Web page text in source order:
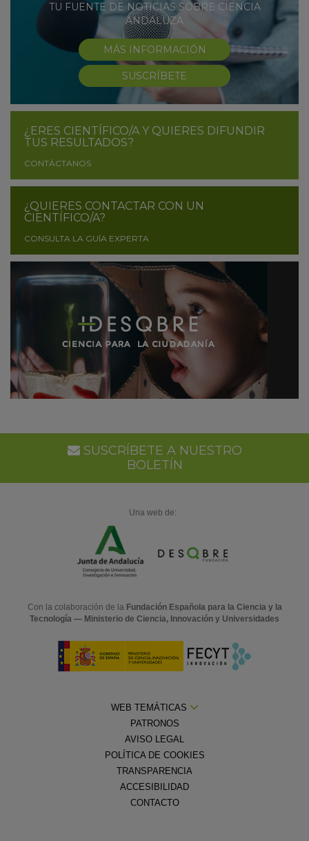
TU FUENTE DE NOTICIAS SOBRE CIENCIA
ANDALUZA
MÁS INFORMACIÓN
SUSCRÍBETE
¿ERES CIENTÍFICO/A Y QUIERES DIFUNDIR
TUS RESULTADOS?
CONTÁCTANOS
¿QUIERES CONTACTAR CON UN
CIENTÍFICO/A?
CONSULTA LA GUÍA EXPERTA
SUSCRÍBETE A NUESTRO
BOLETÍN
Una web de:
Con la colaboración de la Fundación Española para la Ciencia y la
Tecnología — Ministerio de Ciencia, Innovación y Universidades
WEB TEMÁTICAS
PATRONOS
AVISO LEGAL
POLÍTICA DE COOKIES
TRANSPARENCIA
ACCESIBILIDAD
CONTACTO